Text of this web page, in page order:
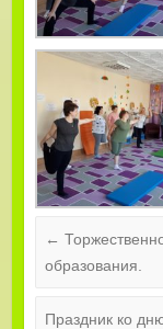
←
образования.
Праздник ко